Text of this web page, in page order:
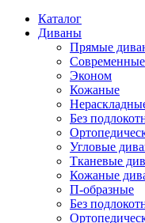
Каталог
Диваны
Прямые
Современные
Эконом
Кожаные
Без
Угловые
Тканевые
Кожаные
П-образные
Без